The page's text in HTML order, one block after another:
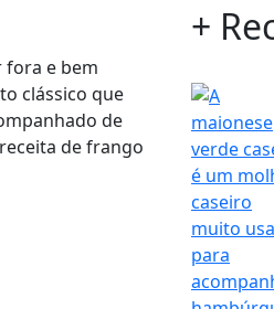
fora e bem
clássico que
de
de frango
+